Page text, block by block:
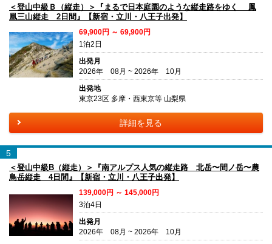
＜登山中級Ｂ（縦走）＞『まるで日本庭園のような縦走路をゆく 鳳
凰三山縦走 2日間』【新宿・立川・八王子出発】
69,900円 ～ 69,900円
1泊2日
出発月
2026年 08月 ~ 2026年 10月
出発地
東京23区 多摩・西東京等 山梨県
詳細を見る
5
＜登山中級B（縦走）＞『南アルプス人気の縦走路 北岳〜間ノ岳〜農
鳥岳縦走 4日間』【新宿・立川・八王子出発】
139,000円 ～ 145,000円
3泊4日
出発月
2026年 08月 ~ 2026年 10月